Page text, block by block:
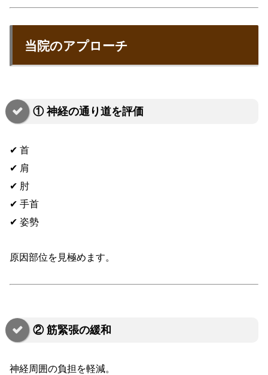
当院のアプローチ
① 神経の通り道を評価
✔ 首
✔ 肩
✔ 肘
✔ 手首
✔ 姿勢
原因部位を見極めます。
② 筋緊張の緩和
神経周囲の負担を軽減。